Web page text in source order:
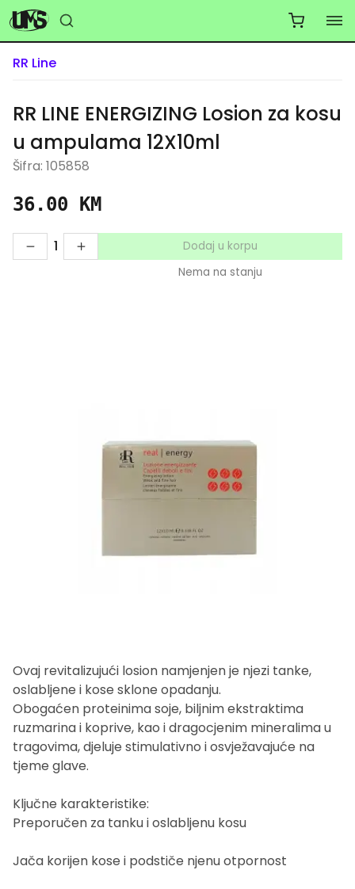
RR Line
RR LINE ENERGIZING Losion za kosu
u ampulama 12X10ml
Šifra: 105858
36.00 KM
1
Dodaj u korpu
Nema na stanju
Ovaj revitalizujući losion namjenjen je njezi tanke,
oslabljene i kose sklone opadanju.
Obogaćen proteinima soje, biljnim ekstraktima
ruzmarina i koprive, kao i dragocjenim mineralima u
tragovima, djeluje stimulativno i osvježavajuće na
tjeme glave.
Ključne karakteristike:
Preporučen za tanku i oslabljenu kosu
Jača korijen kose i podstiče njenu otpornost